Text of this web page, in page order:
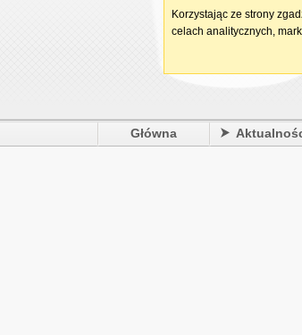
Główna
Korzystając ze strony
celach analitycznych,